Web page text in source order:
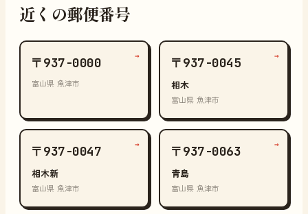
近くの郵便番号
〒937-0000
富山県 魚津市
→ 〒937-0045
相木
富山県 魚津市
→
〒937-0047
相木新
富山県 魚津市
→ 〒937-0063
青島
富山県 魚津市
→